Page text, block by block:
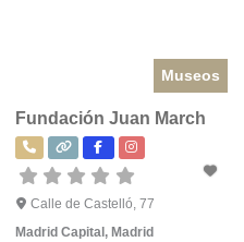
Museos
Fundación Juan March
Calle de Castelló, 77
Madrid Capital , Madrid